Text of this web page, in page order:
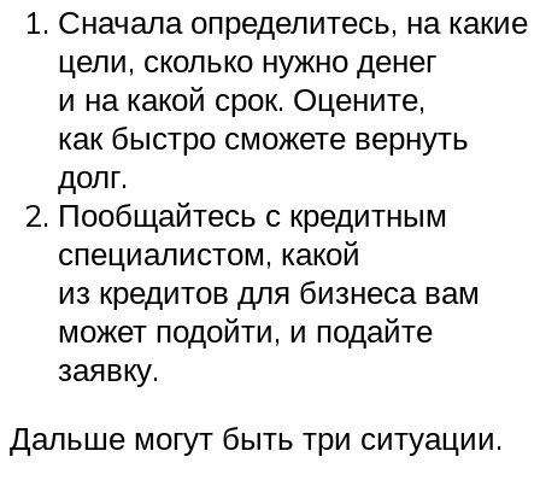
Сначала определитесь, на какие
цели, сколько нужно денег
и на какой срок. Оцените,
как быстро сможете вернуть
долг.
Пообщайтесь с кредитным
специалистом, какой
из кредитов для бизнеса вам
может подойти, и подайте
заявку.
Дальше могут быть три ситуации.